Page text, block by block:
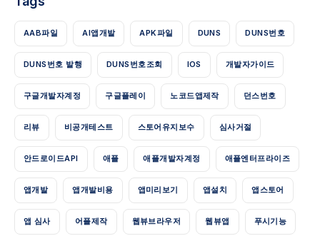
AAB파일 AI앱개발 APK파일 DUNS DUNS번호
DUNS번호 발행 DUNS번호조회 IOS 개발자가이드
구글개발자계정 구글플레이 노코드앱제작 던스번호
리뷰 비공개테스트 스토어유지보수 심사거절
안드로이드API 애플 애플개발자계정 애플엔터프라이즈
앱개발 앱개발비용 앱미리보기 앱설치 앱스토어
앱 심사 어플제작 웹뷰브라우저 웹뷰앱 푸시기능